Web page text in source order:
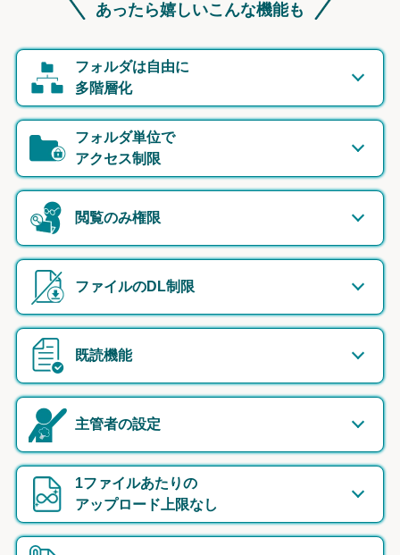
あったら嬉しいこんな機能も
フォルダは自由に
多階層化
フォルダ単位で
アクセス制限
閲覧のみ権限
ファイルのDL制限
既読機能
主管者の設定
1ファイルあたりの
アップロード上限なし